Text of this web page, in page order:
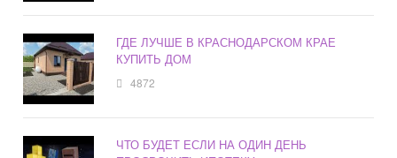
ГДЕ ЛУЧШЕ В КРАСНОДАРСКОМ КРАЕ
КУПИТЬ ДОМ
4872
ЧТО БУДЕТ ЕСЛИ НА ОДИН ДЕНЬ